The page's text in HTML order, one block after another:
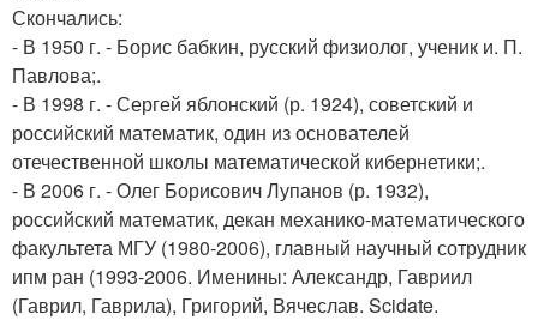
Скончались:
- В 1950 г. - Борис бабкин, русский физиолог, ученик и. П.
Павлова;.
- В 1998 г. - Сергей яблонский (р. 1924), советский и
российский математик, один из основателей
отечественной школы математической кибернетики;.
- В 2006 г. - Олег Борисович Лупанов (р. 1932),
российский математик, декан механико-математического
факультета МГУ (1980-2006), главный научный сотрудник
ипм ран (1993-2006. Именины: Александр, Гавриил
(Гаврил, Гаврила), Григорий, Вячеслав. Scidate.